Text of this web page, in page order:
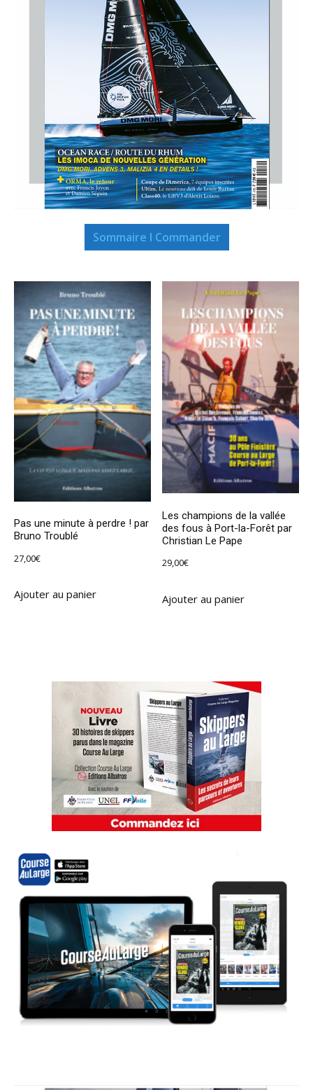
Sommaire I Commander
Pas une minute à perdre ! par
Bruno Troublé
27,00€
Ajouter au panier
Les champions de la vallée
des fous à Port-la-Forêt par
Christian Le Pape
29,00€
Ajouter au panier